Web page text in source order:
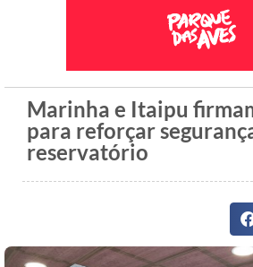
Marinha e Itaipu
para reforçar
reservatório